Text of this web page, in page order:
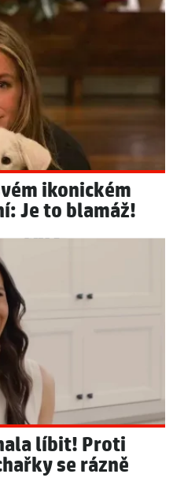
ikonickém
Je to blamáž!
líbit! Proti
se rázně